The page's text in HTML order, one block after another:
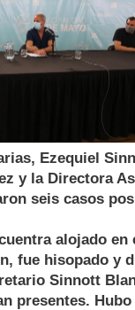
Ezequiel
y la Directora
seis casos
alojado en
fue hisopado y
Sinnott
presentes.